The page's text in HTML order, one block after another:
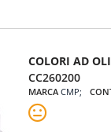
COLORI AD
CC260200
MARCA CMP